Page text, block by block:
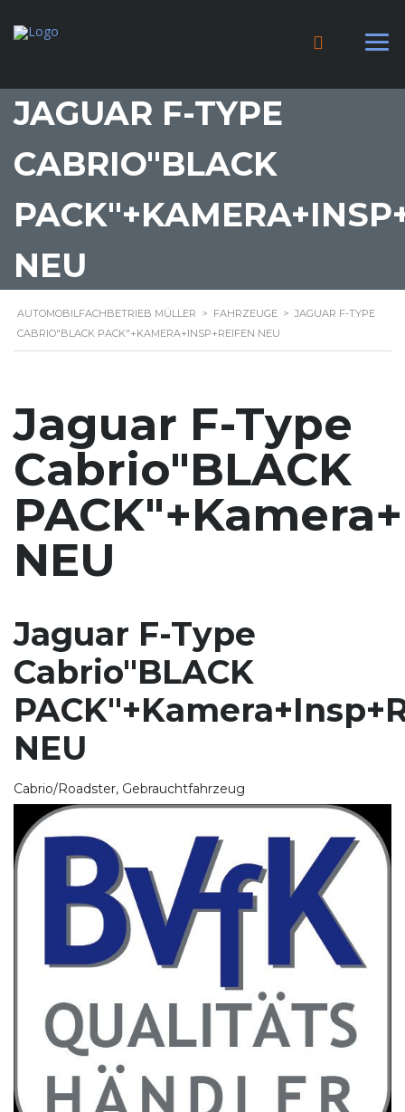
JAGUAR F-TYPE
CABRIO"BLACK
NEU
AUTOMOBILFACHBETRIEB MÜLLER > FAHRZEUGE > JAGUAR F-TYPE
CABRIO"BLACK PACK"+KAMERA+INSP+REIFEN NEU
Jaguar F-Type
Cabrio"BLACK
NEU
Jaguar F-Type
Cabrio"BLACK
NEU
Cabrio/Roadster, Gebrauchtfahrzeug